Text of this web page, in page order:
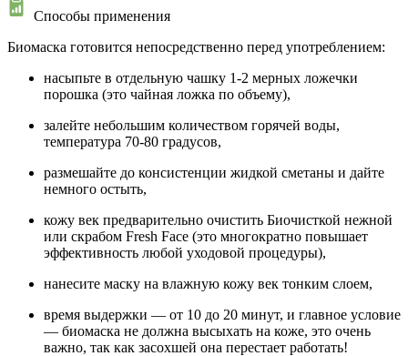
Способы применения
Биомаска готовится непосредственно перед употреблением:
насыпьте в отдельную чашку 1-2 мерных ложечки
порошка (это чайная ложка по объему),
залейте небольшим количеством горячей воды,
температура 70-80 градусов,
размешайте до консистенции жидкой сметаны и дайте
немного остыть,
кожу век предварительно очистить Биочисткой нежной
или скрабом Fresh Face (это многократно повышает
эффективность любой уходовой процедуры),
нанесите маску на влажную кожу век тонким слоем,
время выдержки — от 10 до 20 минут, и главное условие
— биомаска не должна высыхать на коже, это очень
важно, так как засохшей она перестает работать!